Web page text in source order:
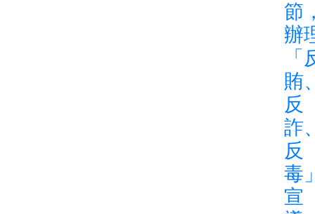
節
辦
「
賄
反
詐
反
毒
宣